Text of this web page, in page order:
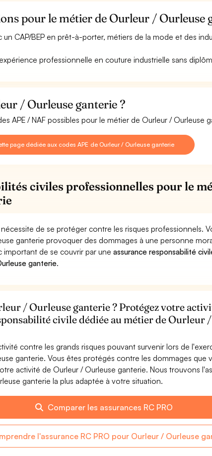
pour le métier de Ourleur / Ourleuse
CAP/BEP en prêt-à-porter, métiers de la mode et des
professionnelle en couture industrielle sans
/ Ourleuse ganterie ?
APE / NAF possibles pour le métier de Ourleur / Ourleuse
page dédiée aux codes APE de Ourleur / Ourleuse ganterie
civiles professionnelles pour le
de se protéger contre les risques professionnels.
ganterie provoquer des dommages à une personne
important de se couvrir par uneassurance responsabilité
ganterie.
/ Ourleuse ganterie ? Protégez votre
civile dédiée au métier de Ourleur
contre les grands risques pouvant survenir lors de
ganterie. Vous êtes protégés contre les dommages que
activité de Ourleur / Ourleuse ganterie. Nous trouvons
ganterie la plus adaptée à votre situation.
Comparer les assurances RC PRO
l'assurance RC PRO pour Ourleur / Ourleuse